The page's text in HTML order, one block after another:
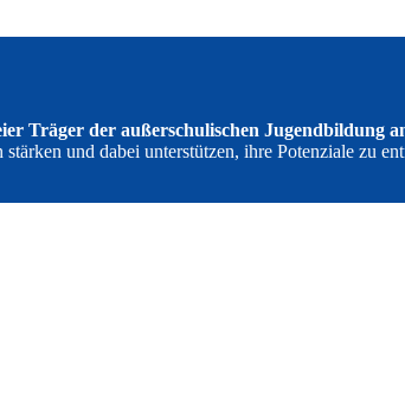
Träger der außerschulischen Jugendbildung
und dabei unterstützen, ihre Potenziale zu